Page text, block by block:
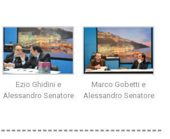
Ezio Ghidini e
Alessandro Senatore
Marco Gobetti e
Alessandro Senatore